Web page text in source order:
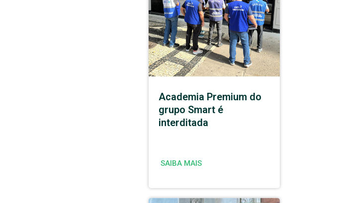
Academia Premium do
grupo Smart é
interditada
SAIBA MAIS